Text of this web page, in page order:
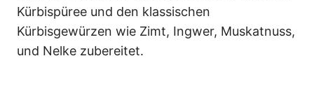
Kürbispüree und den klassischen
Kürbisgewürzen wie Zimt, Ingwer, Muskatnuss,
und Nelke zubereitet.